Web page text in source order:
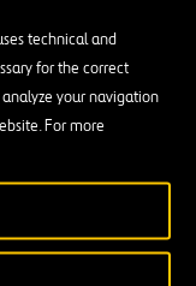
technical and
for the correct
your navigation
For more